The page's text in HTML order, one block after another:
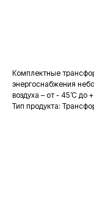
Комплектные
энергоснабжения
воздуха – от - 45 ̊С до
Тип продукта: